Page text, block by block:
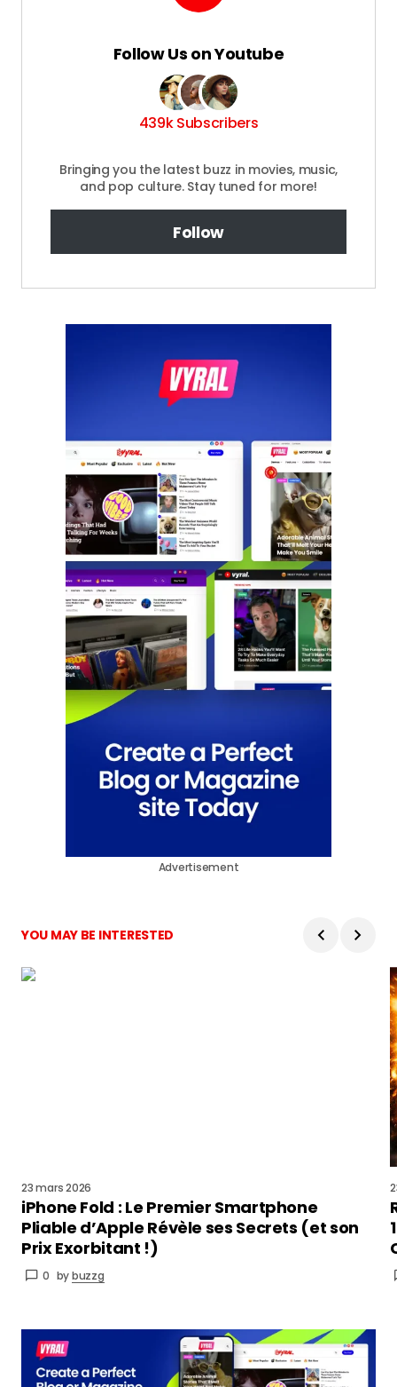
Follow Us on Youtube
439k Subscribers
Bringing you the latest buzz in movies, music,
and pop culture. Stay tuned for more!
Follow
Advertisement
YOU MAY BE INTERESTED
23 mars 2026
iPhone Fold : Le Premier Smartphone
Pliable d’Apple Révèle ses Secrets (et son
Prix Exorbitant !)
0 bybuzzg